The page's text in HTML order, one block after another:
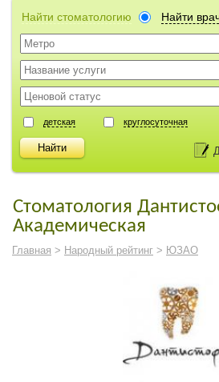
Найти стоматологию Найти
детская круглосуточная
Стоматология
Академическая
Главная > Народный рейтинг > ЮЗАО